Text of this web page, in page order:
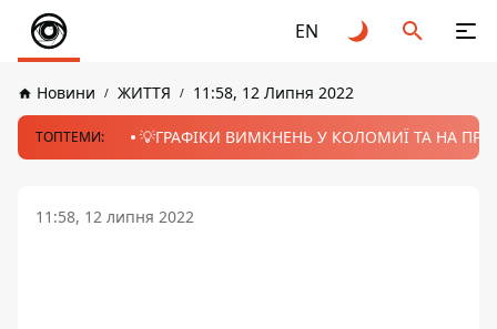
EN
Новини ЖИТТЯ 11:58, 12 Липня 2022
ТОПТЕМИ: 💡ГРАФІКИ ВИМКНЕНЬ У КОЛОМИЇ ТА НА
11:58, 12 липня 2022